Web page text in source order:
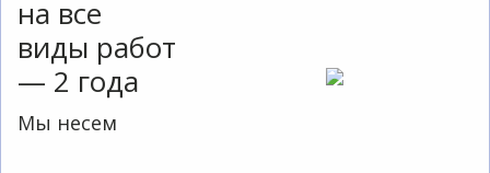
на все
виды работ
— 2 года
Мы несем